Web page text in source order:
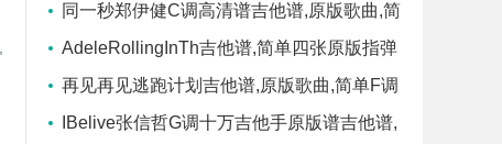
谱1张图
曲谱,GALA高清六线乐谱
同一秒郑伊健C调高清谱吉他谱,原版歌曲,简
单C调弹唱教学,六线谱指弹简谱1张图
AdeleRollingInTh吉他谱,简单四张原版指弹
曲谱,Adele高清六线乐谱
再见再见逃跑计划吉他谱,原版歌曲,简单F调
弹唱教学,六线谱指弹简谱1张图
IBelive张信哲G调十万吉他手原版谱吉他谱,